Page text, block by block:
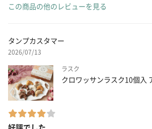
この商品の他のレビューを見る
タンプカスタマー
2026/07/13
ラスク
クロワッサンラスク10個入